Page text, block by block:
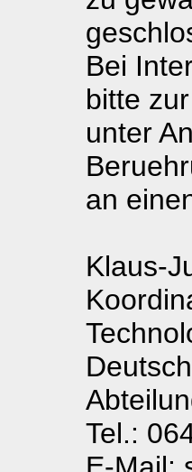
Bei
bitte
unter
an
Klaus-
Tel.: